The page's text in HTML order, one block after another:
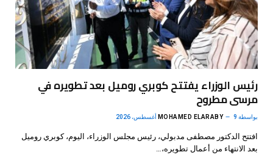
رئيس الوزراء يفتتح كوبري روميل بعد تطويره في
مرسى مطروح
بواسطة MOHAMED ELARABY 9 أغسطس، 2026
افتتح الدكتور مصطفى مدبولي، رئيس مجلس الوزراء، اليوم، كوبري روميل
بعد الانتهاء من أعمال تطويره،…